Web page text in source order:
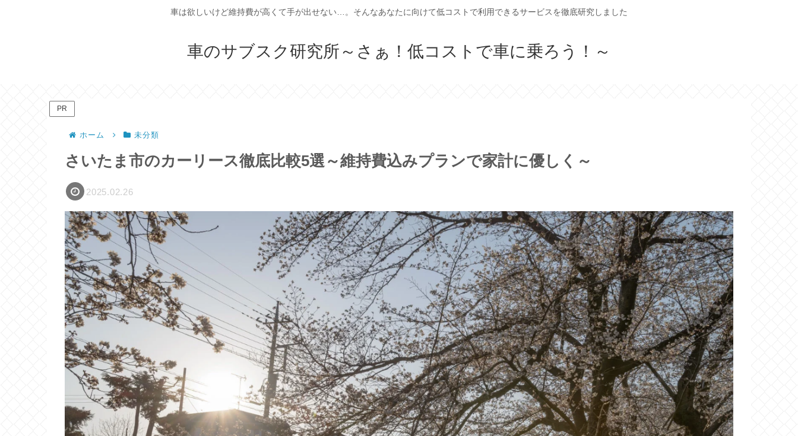
車は欲しいけど維持費が高くて手が出せない…。そんなあなたに向けて低コストで利用できるサービスを徹底研究しました
車のサブスク研究所～さぁ！低コストで車に乗ろう！～
PR
ホーム 未分類
さいたま市のカーリース徹底比較5選～維持費込みプランで家計に優しく～
2025.02.26